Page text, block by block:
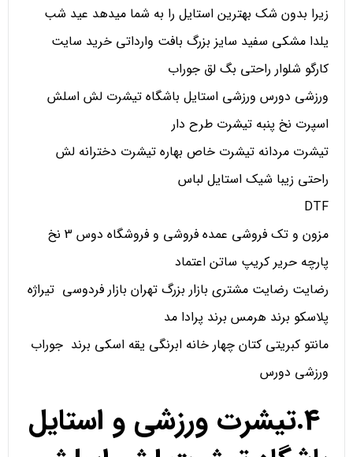
زیرا بدون شک بهترین استایل را به شما میدهد عید شب
یلدا مشکی سفید سایز بزرگ بافت وارداتی خرید سایت
کارگو شلوار راحتی بگ لق جوراب
ورزشی دورس ورزشی استایل باشگاه تیشرت لش اسلش
اسپرت نخ پنبه تیشرت طرح دار
تیشرت مردانه تیشرت خاص بهاره تیشرت دخترانه لش
راحتی زیبا شیک استایل لباس
DTF
مزون و تک فروشی عمده فروشی و فروشگاه دوس 3 نخ
پارچه حریر کریپ ساتن اعتماد
رضایت رضایت مشتری بازار بزرگ تهران بازار فردوسی تیراژه
پلاسکو برند هرمس برند پرادا مد
مانتو کبریتی کتان چهار خانه ابرنگی یقه اسکی برند جوراب
ورزشی دورس
4.تیشرت ورزشی و استایل